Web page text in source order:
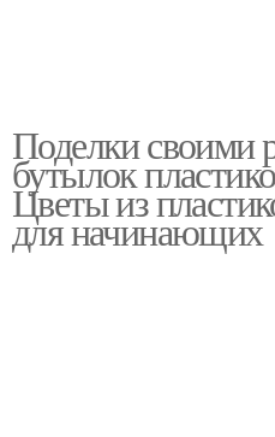
Поделки своими
бутылок
Цветы из
для начинающих